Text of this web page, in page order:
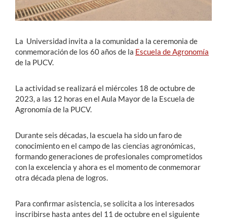
La Universidad invita a la comunidad a la ceremonia de
conmemoración de los 60 años de la Escuela de Agronomía
de la PUCV.
La actividad se realizará el miércoles 18 de octubre de
2023, a las 12 horas en el Aula Mayor de la Escuela de
Agronomía de la PUCV.
Durante seis décadas, la escuela ha sido un faro de
conocimiento en el campo de las ciencias agronómicas,
formando generaciones de profesionales comprometidos
con la excelencia y ahora es el momento de conmemorar
otra década plena de logros.
Para confirmar asistencia, se solicita a los interesados
inscribirse hasta antes del 11 de octubre en el siguiente